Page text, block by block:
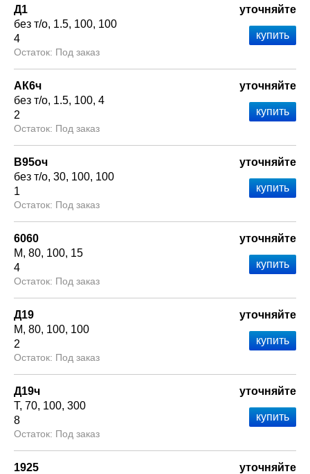
Д1
без т/о 1.5 100 100
4
Под заказ
уточняйте
АК6ч
без т/о 1.5 100 4
2
Под заказ
уточняйте
В95оч
без т/о 30 100 100
1
Под заказ
уточняйте
6060
М 80 100 15
4
Под заказ
уточняйте
Д19
М 80 100 100
2
Под заказ
уточняйте
Д19ч
Т 70 100 300
8
Под заказ
уточняйте
1925
уточняйте